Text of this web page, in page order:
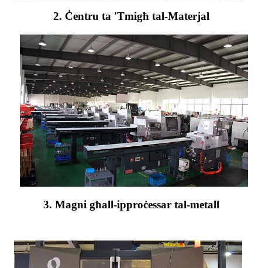
2. Ċentru ta 'Tmigħ tal-Materjal
3. Magni għall-ipproċessar tal-metall